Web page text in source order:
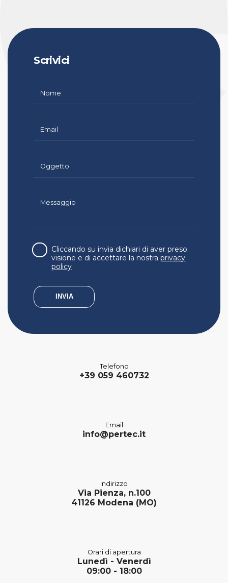
Scrivici
Cliccando su invia dichiari di aver preso
visione e di accettare la nostraprivacy
policy
Telefono
+39 059 460732
Email
info@pertec.it
Indirizzo
Via Pienza, n.100
41126 Modena (MO)
Orari di apertura
Lunedì - Venerdì
09:00 - 18:00